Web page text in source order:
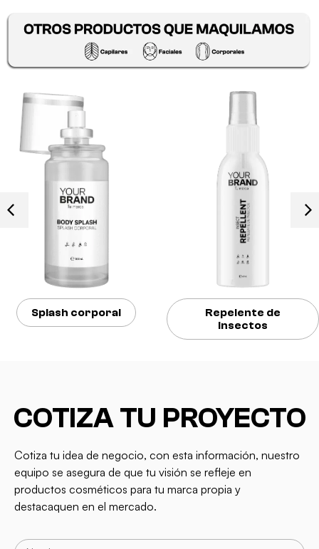
corporal
Repelente de
insectos
COTIZA TU PROYECTO
Cotiza tu idea de negocio, con esta información, nuestro
equipo se asegura de que tu visión se refleje en
productos cosméticos para tu marca propia y
destacaquen en el mercado.